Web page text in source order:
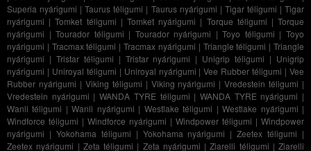
Superia nyárigumi |Taurus téligumi | Taurus nyárigumi | Tigar téligumi |Tigar
nyárigumi |Tomket téligumi | Tomket nyárigumi | Torque téligumi |Torque
nyárigumi |Tourador téligumi | Tourador nyárigumi |Toyo téligumi |Toyo
nyárigumi | Tracmax téligumi |Tracmax nyárigumi | Triangle téligumi |Triangle
nyárigumi | Tristar téligumi | Tristar nyárigumi | Unigrip téligumi | Unigrip
nyárigumi | Uniroyal téligumi | Uniroyal nyárigumi |Vee Rubber téligumi |Vee
Rubber nyárigumi | Viking téligumi | Viking nyárigumi |Vredestein téligumi |
Vredestein nyárigumi |WANDA TYRE téligumi | WANDA TYRE nyárigumi |
Wanli téligumi |Wanli nyárigumi | Westlake téligumi |Westlake nyárigumi |
Windforce téligumi | Windforce nyárigumi | Windpower téligumi | Windpower
nyárigumi | Yokohama téligumi | Yokohama nyárigumi |Zeetex téligumi |
Zeetex nyárigumi | Zeta téligumi | Zeta nyárigumi |Ziarelli téligumi | Ziarelli